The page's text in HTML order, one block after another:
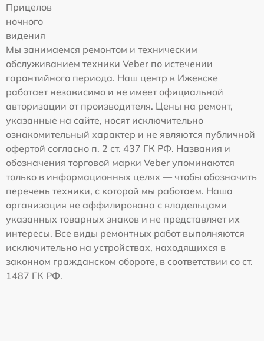
Прицелов
ночного
видения
Мы занимаемся ремонтом и техническим
обслуживанием техники Veber по истечении
гарантийного периода. Наш центр в Ижевске
работает независимо и не имеет официальной
авторизации от производителя. Цены на ремонт,
указанные на сайте, носят исключительно
ознакомительный характер и не являются публичной
офертой согласно п. 2 ст. 437 ГК РФ. Названия и
обозначения торговой марки Veber упоминаются
только в информационных целях — чтобы обозначить
перечень техники, с которой мы работаем. Наша
организация не аффилирована с владельцами
указанных товарных знаков и не представляет их
интересы. Все виды ремонтных работ выполняются
исключительно на устройствах, находящихся в
законном гражданском обороте, в соответствии со ст.
1487 ГК РФ.